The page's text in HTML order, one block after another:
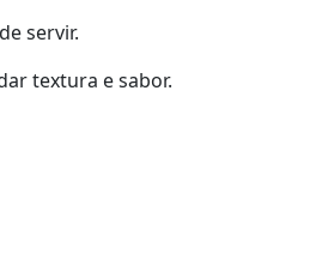
servir.
textura e sabor.